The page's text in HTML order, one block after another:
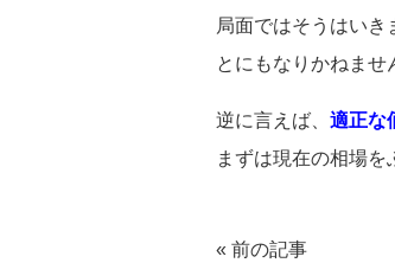
局面ではそうはいき
とにもなりかねませ
逆に言えば、 適正な
まずは現在の相場を
« 前の記事